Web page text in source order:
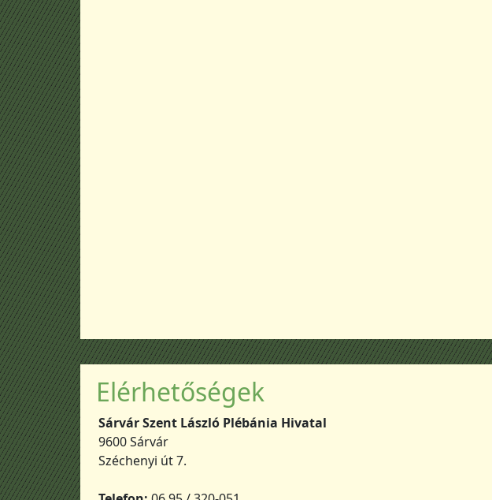
Elérhetőségek
Sárvár Szent László Plébánia Hivatal
9600 Sárvár
Széchenyi út 7.